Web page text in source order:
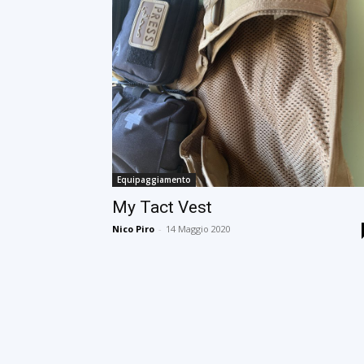
Equipaggiamento
My Tact Vest
Nico Piro - 14 Maggio 2020